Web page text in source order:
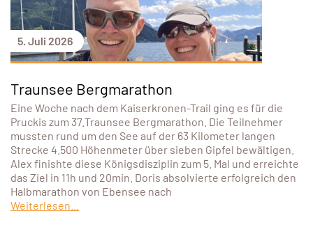
5. Juli 2026
Traunsee Bergmarathon
Eine Woche nach dem Kaiserkronen-Trail ging es für die
Pruckis zum 37.Traunsee Bergmarathon. Die Teilnehmer
mussten rund um den See auf der 63 Kilometer langen
Strecke 4.500 Höhenmeter über sieben Gipfel bewältigen.
Alex finishte diese Königsdisziplin zum 5. Mal und erreichte
das Ziel in 11h und 20min. Doris absolvierte erfolgreich den
Halbmarathon von Ebensee nach
Weiterlesen...